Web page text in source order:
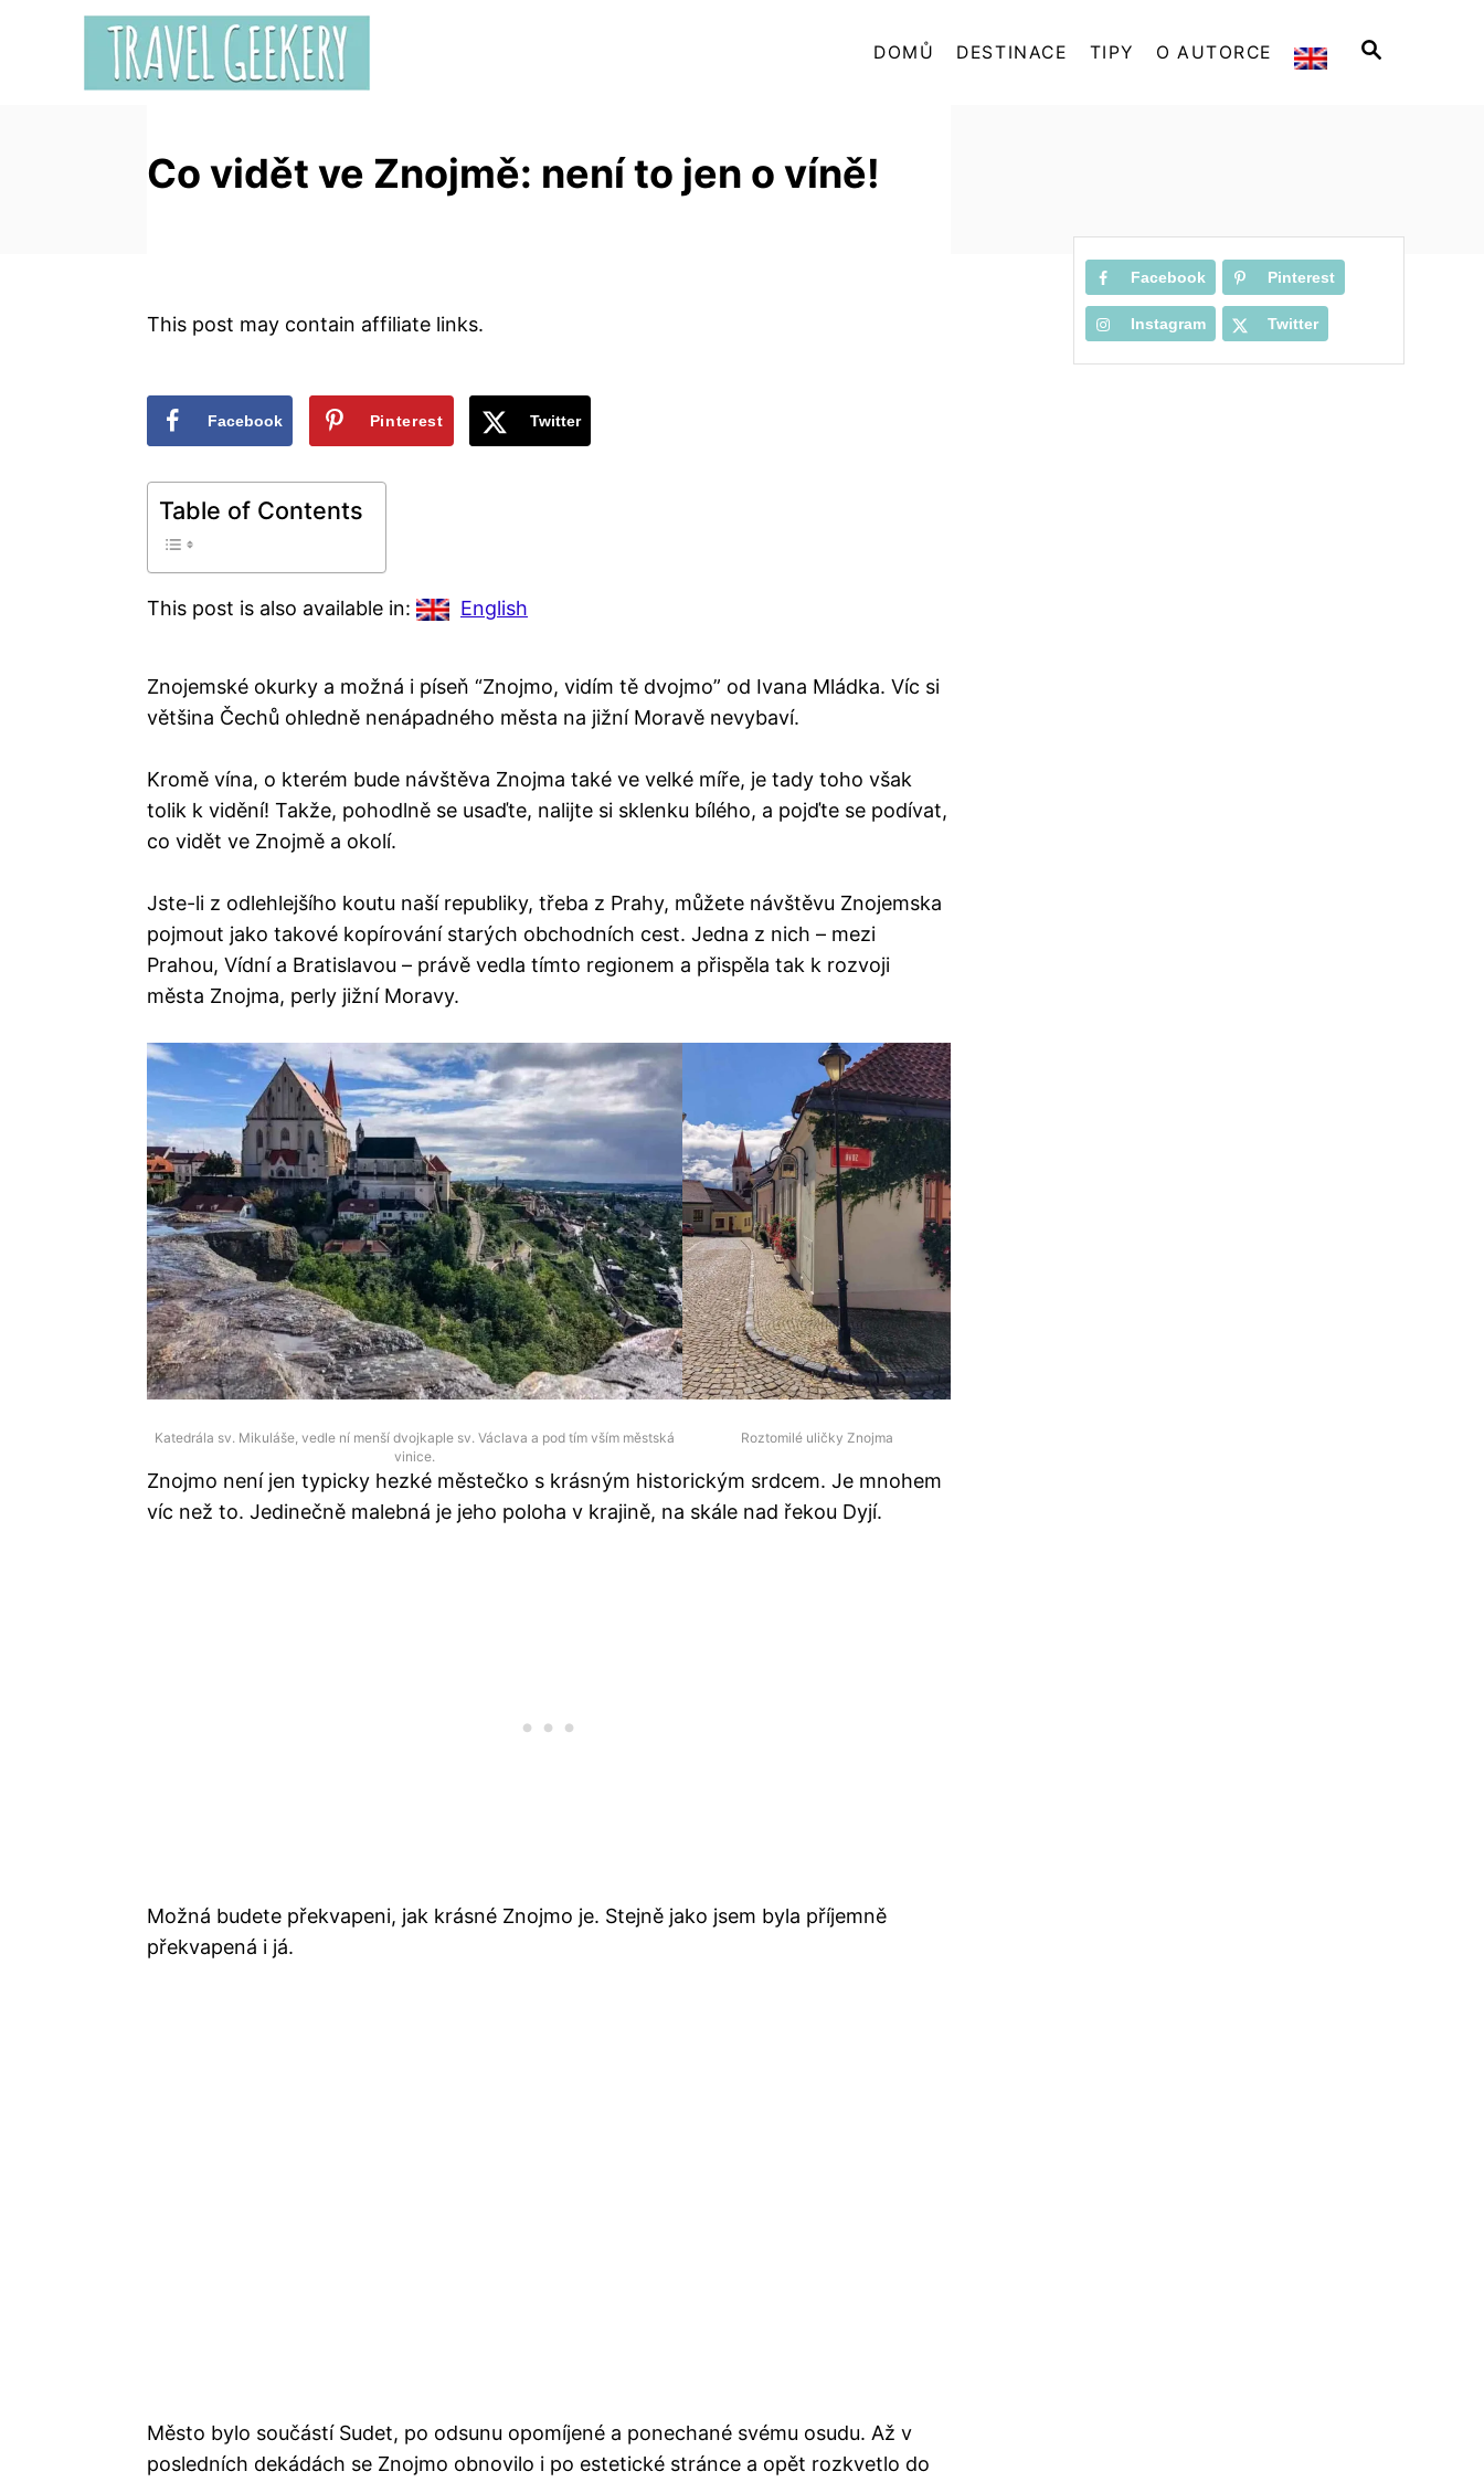
S
DOMŮ DESTINACE TIPY O AUTORCE
Co vidět ve Znojmě: není to jen o víně!
This post may contain affiliate links.
Facebook Pinterest Twitter
Table of Contents
This post is also available in: English
Znojemské okurky a možná i píseň “Znojmo, vidím tě dvojmo” od Ivana Mládka. Víc si
většina Čechů ohledně nenápadného města na jižní Moravě nevybaví.
Kromě vína, o kterém bude návštěva Znojma také ve velké míře, je tady toho však
tolik k vidění! Takže, pohodlně se usaďte, nalijte si sklenku bílého, a pojďte se podívat,
co vidět ve Znojmě a okolí.
Jste-li z odlehlejšího koutu naší republiky, třeba z Prahy, můžete návštěvu Znojemska
pojmout jako takové kopírování starých obchodních cest. Jedna z nich – mezi
Prahou, Vídní a Bratislavou – právě vedla tímto regionem a přispěla tak k rozvoji
města Znojma, perly jižní Moravy.
Katedrála sv. Mikuláše, vedle ní menší dvojkaple sv. Václava a pod tím vším městská
vinice.
Roztomilé uličky Znojma
Znojmo není jen typicky hezké městečko s krásným historickým srdcem. Je mnohem
víc než to. Jedinečně malebná je jeho poloha v krajině, na skále nad řekou Dyjí.
Možná budete překvapeni, jak krásné Znojmo je. Stejně jako jsem byla příjemně
překvapená i já.
Město bylo součástí Sudet, po odsunu opomíjené a ponechané svému osudu. Až v
posledních dekádách se Znojmo obnovilo i po estetické stránce a opět rozkvetlo do
Facebook Pinterest
Instagram Twitter